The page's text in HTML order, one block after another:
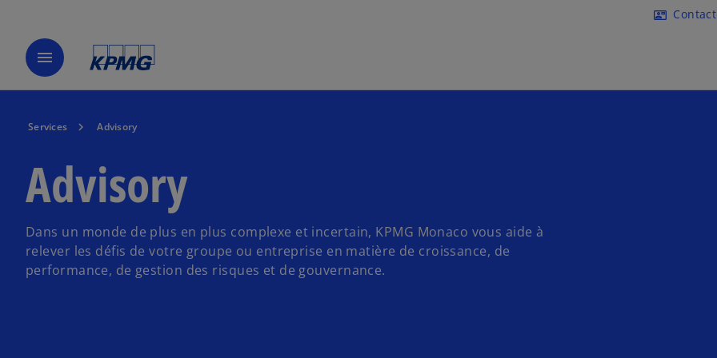
Accéder au contenu
contact_mail
menu
Services Advisory
Advisory
Dans un monde de plus en plus complexe et incertain, KPMG Monaco vous aide à
relever les défis de votre groupe ou entreprise en matière de croissance, de
performance, de gestion des risques et de gouvernance.